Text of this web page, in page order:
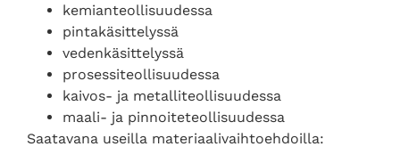
kemianteollisuudessa
pintakäsittelyssä
vedenkäsittelyssä
prosessiteollisuudessa
kaivos- ja metalliteollisuudessa
maali- ja pinnoiteteollisuudessa
Saatavana useilla materiaalivaihtoehdoilla: